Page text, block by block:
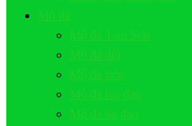
Mộ đá
Mộ đá Tam Sơn
Mộ đá đôi
Mộ đá tròn
Mộ đá hai đao
Mộ đá ba đao